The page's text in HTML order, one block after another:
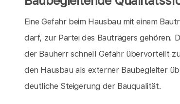
Eine Gefahr beim Hausbau mit einem
darf, zur Partei des Bauträgers gehören.
der Bauherr schnell Gefahr übervorteilt
den Hausbau als externer Baubegleiter
deutliche Steigerung der Bauqualität.